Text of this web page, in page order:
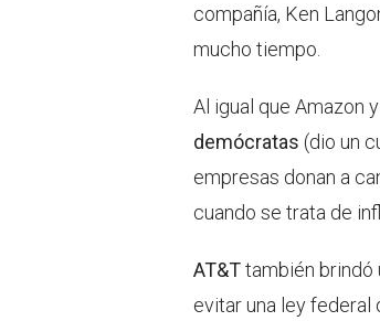
compañía, Ken
mucho tiempo.
Al igual que Amazon
demócratas (dio un
empresas donan a
cuando se trata de
AT&Ttambién brindó
evitar una ley federal